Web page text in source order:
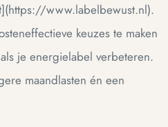
www.labelbewust.nl).
keuzes te maken
je energielabel verbeteren.
maandlasten én een